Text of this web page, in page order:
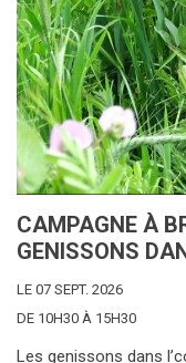
CAMPAGNE À
GENISSONS
LE 07 SEPT. 2026
DE 10H30 À 15H30
Les genissons dans